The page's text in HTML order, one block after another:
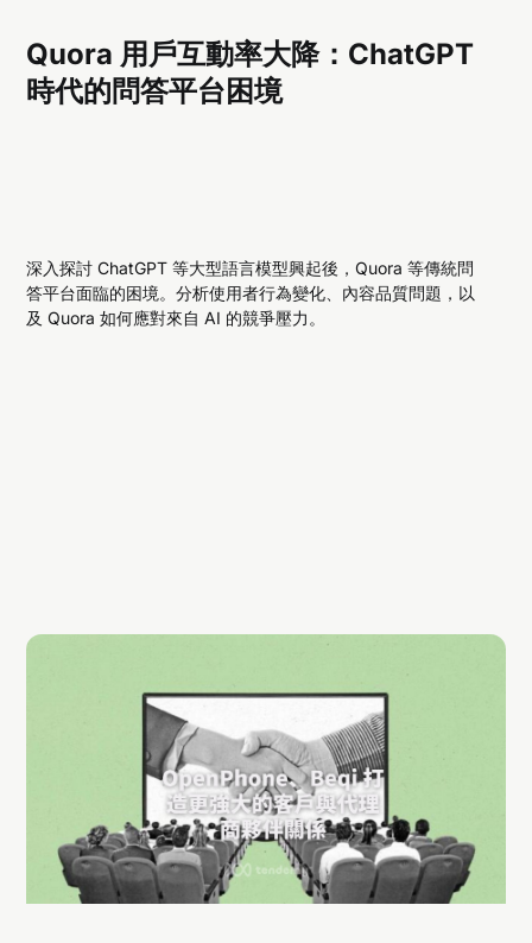
Quora 用戶互動率大降：ChatGPT
時代的問答平台困境
深入探討 ChatGPT 等大型語言模型興起後，Quora 等傳統問
答平台面臨的困境。分析使用者行為變化、內容品質問題，以
及 Quora 如何應對來自 AI 的競爭壓力。